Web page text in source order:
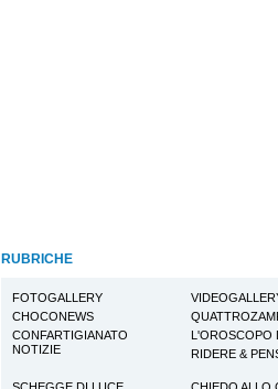
RUBRICHE
FOTOGALLERY
CHOCONEWS
CONFARTIGIANATO
NOTIZIE
L'OROSCOPO
RIDERE &